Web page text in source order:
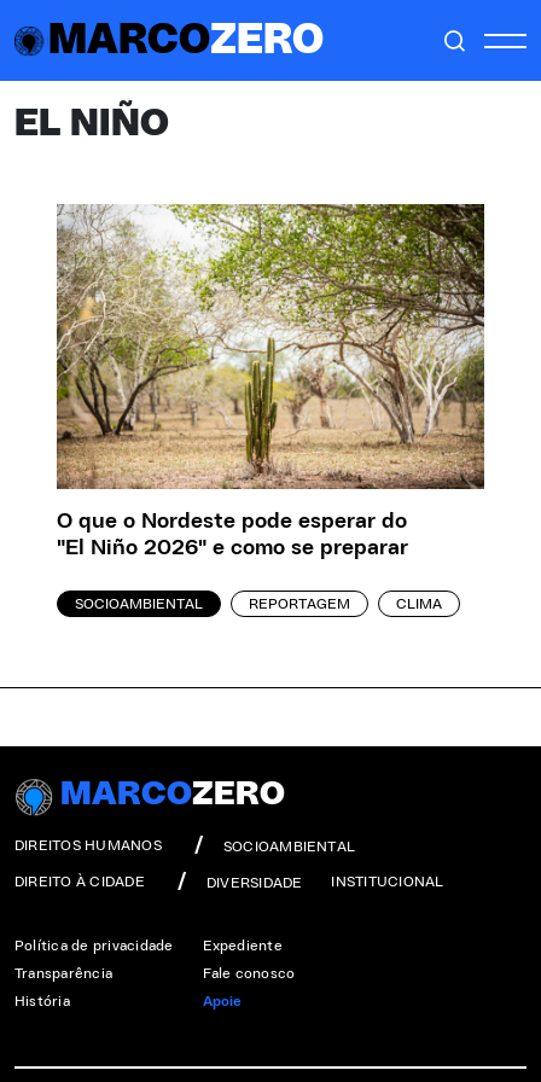
MARCOZERO
EL NIÑO
O que o Nordeste pode esperar do
"El Niño 2026" e como se preparar
SOCIOAMBIENTAL REPORTAGEM CLIMA
MARCOZERO
DIREITOS HUMANOS SOCIOAMBIENTAL
DIREITO À CIDADE DIVERSIDADE INSTITUCIONAL
Política de privacidade
Transparência
História
Expediente
Fale conosco
Apoie